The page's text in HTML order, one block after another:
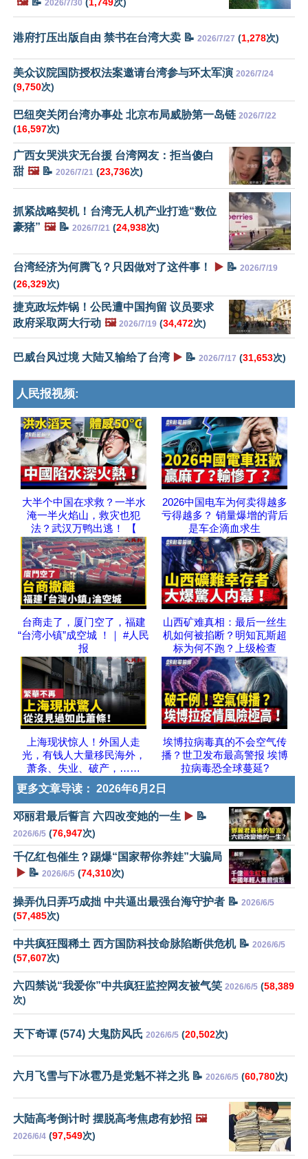
2026/7/30
港府打压出版自由 禁书在台湾大卖 📝 2026/7/27 (1,278次)
美众议院国防授权法案邀请台湾参与环太军演 2026/7/24
(9,750次)
巴纽突关闭台湾办事处 北京布局威胁第一岛链 2026/7/22
(16,597次)
广西女哭洪灾无台援 台湾网友：拒当傻白
甜 🖼️📝 2026/7/21 (23,736次)
抓紧战略契机！台湾无人机产业打造“数位
豪猪” 🖼️📝 2026/7/21 (24,938次)
台湾经济为何腾飞？只因做对了这件事！ ▶️ 📝 2026/7/19
(26,329次)
捷克政坛炸锅！公民遭中国拘留 议员要求
政府采取两大行动 🖼️ 2026/7/19 (34,472次)
巴威台风过境 大陆又输给了台湾 ▶️ 📝 2026/7/17 (31,653次)
人民报视频:
大半个中国在求救？一半水
淹一半火焰山，救灾也犯
法？武汉万鸭出逃！ 【
2026中国电车为何卖得越多
亏得越多？ 销量爆增的背后
是车企滴血求生
台商走了，厦门空了，福建
“台湾小镇”成空城 ！｜ #人民
报
山西矿难真相：最后一丝生
机如何被掐断？明知瓦斯超
标为何不跑？上级检查
上海现状惊人！外国人走
光，有钱人大量移民海外，
萧条、失业、破产，……
埃博拉病毒真的不会空气传
播？世卫发布最高警报 埃博
拉病毒恐全球蔓延?
更多文章导读： 2026年6月2日
邓丽君最后誓言 六四改变她的一生 ▶️ 📝
2026/6/5 (76,947次)
千亿红包催生？踢爆“国家帮你养娃”大骗局
▶️ 📝 2026/6/5 (74,310次)
操弄仇日弄巧成拙 中共逼出最强台海守护者 📝 2026/6/5
(57,485次)
中共疯狂囤稀土 西方国防科技命脉陷断供危机 📝 2026/6/5
(57,607次)
六四禁说“我爱你”中共疯狂监控网友被气笑 2026/6/5 (58,389
次)
天下奇谭 (574) 大鬼防风氏 2026/6/5 (20,502次)
六月飞雪与下冰雹乃是党魁不祥之兆 📝 2026/6/5 (60,780次)
大陆高考倒计时 摆脱高考焦虑有妙招 🖼️
2026/6/4 (97,549次)